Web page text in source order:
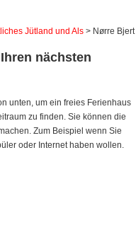
Jütland und Als > Nørre Bjert
nächsten
unten, um ein freies Ferienhaus
zu finden. Sie können die
Zum Beispiel wenn Sie
oder Internet haben wollen.